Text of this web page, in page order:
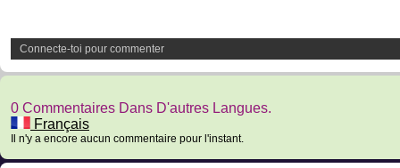
Connecte-toi pour commenter
0 Commentaires Dans D'autres Langues.
Français
Il n'y a encore aucun commentaire pour l'instant.